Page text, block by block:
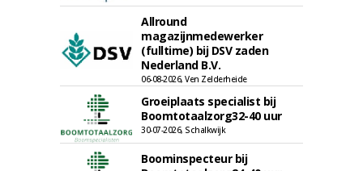
Allround
magazijnmedewerker
(fulltime) bij DSV zaden
Nederland B.V.
06-08-2026, Ven Zelderheide
Groeiplaats specialist bij
Boomtotaalzorg32-40 uur
30-07-2026, Schalkwijk
Boominspecteur bij